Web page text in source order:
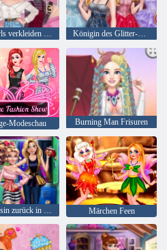
Instagirls verkleiden sich Königin des Glitter-Abschlussballs
Modeschau Burning Man Frisuren
Prinzessin zurück in die Schule Märchen Feen